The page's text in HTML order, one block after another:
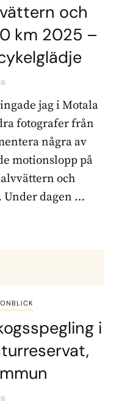
och
km 2025 –
jag i Motala
fotografer från
några av
motionslopp på
och
Under dagen …
i